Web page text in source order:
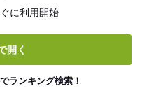
に利用開始
開く
ランキング検索！